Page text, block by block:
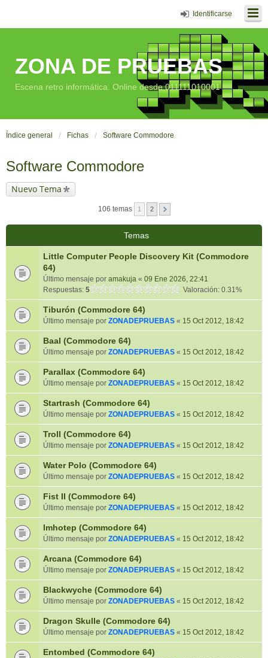
Identificarse
ZONA DE PRUEBAS
Escena retro informática. Online desde 011111010001
Índice general Fichas Software Commodore
Software Commodore
Nuevo Tema
106 temas 1 2
Temas
Little Computer People Discovery Kit (Commodore
64)
Último mensaje por amakuja « 09 Ene 2026, 22:41
Respuestas: 5 Valoración: 0.31%
Tiburón (Commodore 64)
Último mensaje por ZONADEPRUEBAS « 15 Oct 2012, 18:42
Baal (Commodore 64)
Último mensaje por ZONADEPRUEBAS « 15 Oct 2012, 18:42
Parallax (Commodore 64)
Último mensaje por ZONADEPRUEBAS « 15 Oct 2012, 18:42
Startrash (Commodore 64)
Último mensaje por ZONADEPRUEBAS « 15 Oct 2012, 18:42
Troll (Commodore 64)
Último mensaje por ZONADEPRUEBAS « 15 Oct 2012, 18:42
Water Polo (Commodore 64)
Último mensaje por ZONADEPRUEBAS « 15 Oct 2012, 18:42
Fist II (Commodore 64)
Último mensaje por ZONADEPRUEBAS « 15 Oct 2012, 18:42
Imhotep (Commodore 64)
Último mensaje por ZONADEPRUEBAS « 15 Oct 2012, 18:42
Arcana (Commodore 64)
Último mensaje por ZONADEPRUEBAS « 15 Oct 2012, 18:42
Blackwyche (Commodore 64)
Último mensaje por ZONADEPRUEBAS « 15 Oct 2012, 18:42
Dragon Skulle (Commodore 64)
Último mensaje por ZONADEPRUEBAS « 15 Oct 2012, 18:42
Entombed (Commodore 64)